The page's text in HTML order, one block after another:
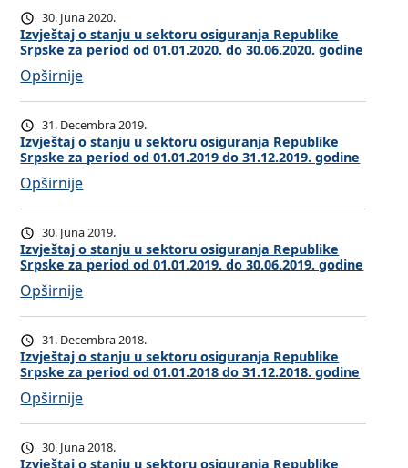
z
v
j
e
š
t
a
j
o
s
t
a
n
j
u
u
s
e
k
t
o
30. Juna 2020.
Izvještaj o stanju u sektoru osiguranja Republike
Srpske za period od 01.01.2020. do 30.06.2020. godine
Opširnije:
I
z
v
j
e
š
t
a
j
o
s
t
a
n
j
u
u
31. Decembra 2019.
Izvještaj o stanju u sektoru osiguranja Republike
Srpske za period od 01.01.2019 do 31.12.2019. godine
Opširnije:
I
z
v
j
e
š
t
a
j
o
s
t
30. Juna 2019.
Izvještaj o stanju u sektoru osiguranja Republike
Srpske za period od 01.01.2019. do 30.06.2019. godine
Opširnije:
I
z
v
j
e
š
t
31. Decembra 2018.
Izvještaj o stanju u sektoru osiguranja Republike
Srpske za period od 01.01.2018 do 31.12.2018. godine
Opširnije:
I
z
v
30. Juna 2018.
Izvještaj o stanju u sektoru osiguranja Republike